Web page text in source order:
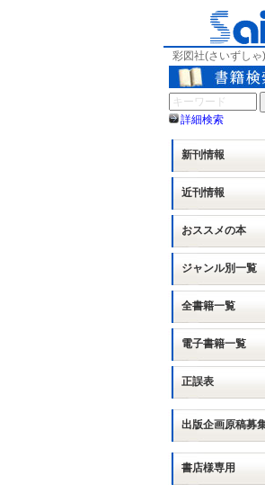
彩図社(さいずしゃ
詳細検索
新刊情報
近刊情報
おススメの本
ジャンル別一覧
全書籍一覧
電子書籍一覧
正誤表
出版企画原稿募
書店様専用